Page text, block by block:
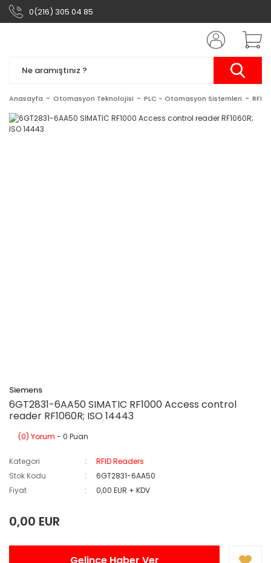
0(216) 305 04 85
Anasayfa Otomasyon Teknolojisi PLC - Otomasyon Sistemleri RFID
Siemens
6GT2831-6AA50 SIMATIC RF1000 Access control
reader RF1060R; ISO 14443
(0) Yorum - 0 Puan
Kategori
RFID Readers
Stok Kodu
6GT2831-6AA50
Fiyat
0,00 EUR + KDV
0,00 EUR